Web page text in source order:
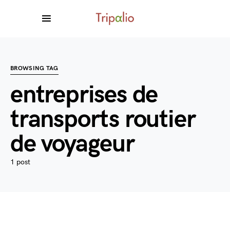
BROWSING TAG
entreprises de
transports routier
de voyageur
1 post